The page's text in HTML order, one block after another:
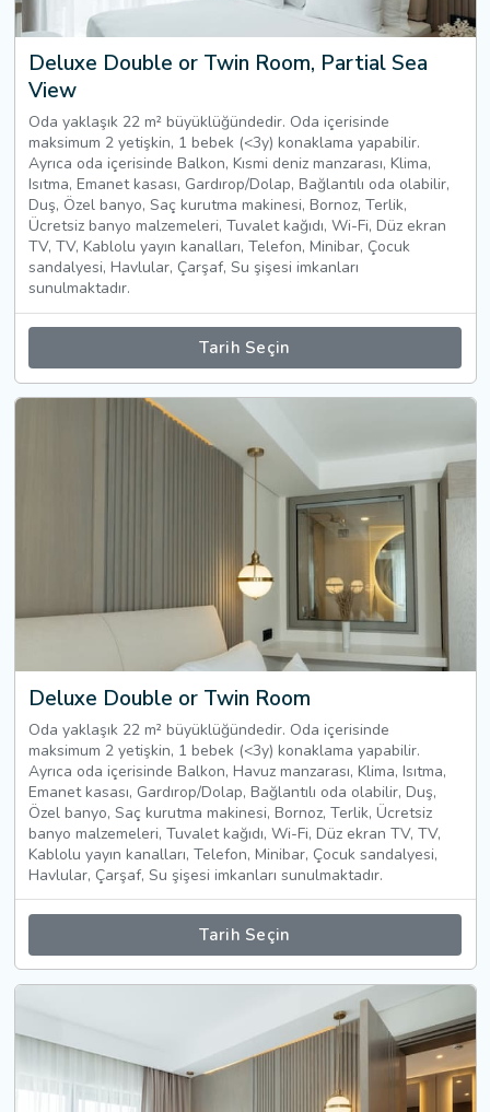
Deluxe Double or Twin Room, Partial Sea
View
Oda yaklaşık 22 m² büyüklüğündedir. Oda içerisinde
maksimum 2 yetişkin, 1 bebek (<3y) konaklama yapabilir.
Ayrıca oda içerisinde Balkon, Kısmi deniz manzarası, Klima,
Isıtma, Emanet kasası, Gardırop/Dolap, Bağlantılı oda olabilir,
Duş, Özel banyo, Saç kurutma makinesi, Bornoz, Terlik,
Ücretsiz banyo malzemeleri, Tuvalet kağıdı, Wi-Fi, Düz ekran
TV, TV, Kablolu yayın kanalları, Telefon, Minibar, Çocuk
sandalyesi, Havlular, Çarşaf, Su şişesi imkanları
sunulmaktadır.
Tarih Seçin
Deluxe Double or Twin Room
Oda yaklaşık 22 m² büyüklüğündedir. Oda içerisinde
maksimum 2 yetişkin, 1 bebek (<3y) konaklama yapabilir.
Ayrıca oda içerisinde Balkon, Havuz manzarası, Klima, Isıtma,
Emanet kasası, Gardırop/Dolap, Bağlantılı oda olabilir, Duş,
Özel banyo, Saç kurutma makinesi, Bornoz, Terlik, Ücretsiz
banyo malzemeleri, Tuvalet kağıdı, Wi-Fi, Düz ekran TV, TV,
Kablolu yayın kanalları, Telefon, Minibar, Çocuk sandalyesi,
Havlular, Çarşaf, Su şişesi imkanları sunulmaktadır.
Tarih Seçin